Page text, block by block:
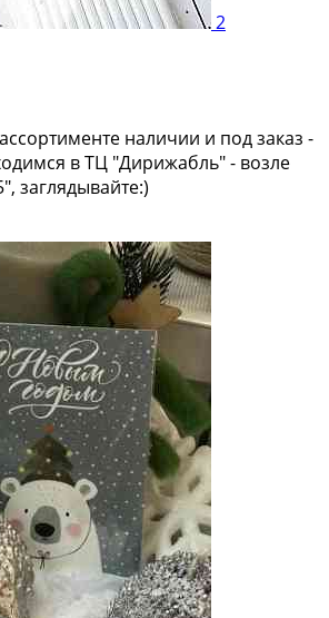
2
наличии и под заказ -
в ТЦ "Дирижабль" - возле
заглядывайте:)